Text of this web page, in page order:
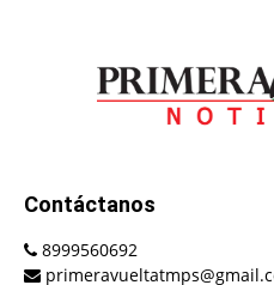
Contáctanos
8999560692